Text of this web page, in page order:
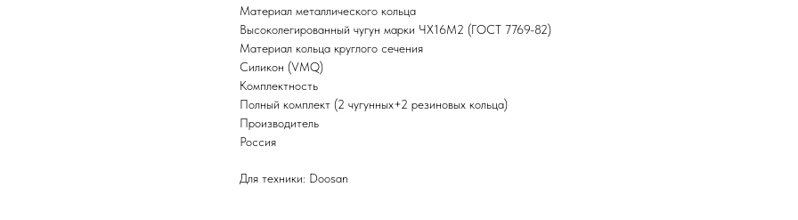
Материал металлического кольца
Высоколегированный чугун марки ЧХ16М2 (ГОСТ 7769-82)
Материал кольца круглого сечения
Силикон (VMQ)
Комплектность
Полный комплект (2 чугунных+2 резиновых кольца)
Производитель
Россия
Для техники: Doosan